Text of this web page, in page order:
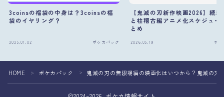
3coinsの福袋の中身は？3coinsの福
袋のイヤリング？
2025.01.02 ポケカパック
【鬼滅の刃新作映画2026】続
と柱稽古編アニメ化スケジュー
とめ
2026.05.19 ポ
HOME ＞ ポケカパック ＞ 鬼滅の刃の無限場編の映画化はいつから？鬼滅の刃